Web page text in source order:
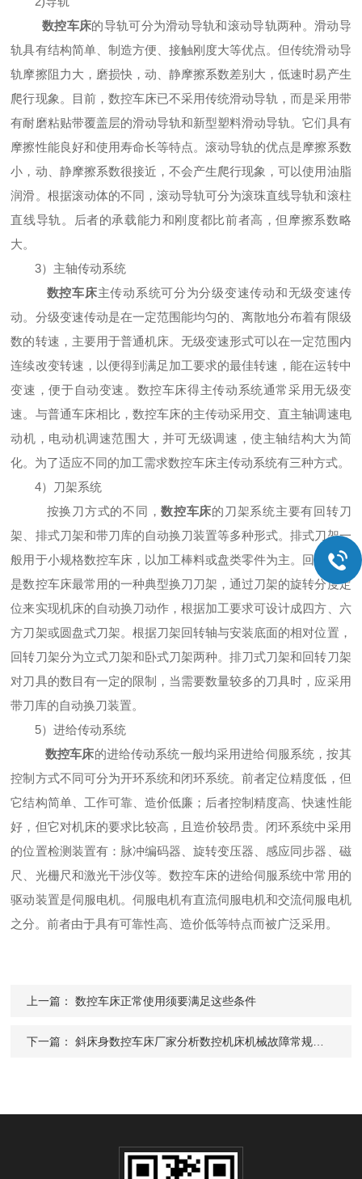
数控车床的导轨可分为滑动导轨和滚动导轨两种。滑动导
轨具有结构简单、制造方便、接触刚度大等优点。但传统滑动导
轨摩擦阻力大，磨损快，动、静摩擦系数差别大，低速时易产生
爬行现象。目前，数控车床已不采用传统滑动导轨，而是采用带
有耐磨粘贴带覆盖层的滑动导轨和新型塑料滑动导轨。它们具有
摩擦性能良好和使用寿命长等特点。滚动导轨的优点是摩擦系数
小，动、静摩擦系数很接近，不会产生爬行现象，可以使用油脂
润滑。根据滚动体的不同，滚动导轨可分为滚珠直线导轨和滚柱
直线导轨。后者的承载能力和刚度都比前者高，但摩擦系数略
大。
3）主轴传动系统
数控车床主传动系统可分为分级变速传动和无级变速传
动。分级变速传动是在一定范围能均匀的、离散地分布着有限级
数的转速，主要用于普通机床。无级变速形式可以在一定范围内
连续改变转速，以便得到满足加工要求的最佳转速，能在运转中
变速，便于自动变速。数控车床得主传动系统通常采用无级变
速。与普通车床相比，数控车床的主传动采用交、直主轴调速电
动机，电动机调速范围大，并可无级调速，使主轴结构大为简
化。为了适应不同的加工需求数控车床主传动系统有三种方式。
4）刀架系统
按换刀方式的不同，数控车床的刀架系统主要有回转刀
架、排式刀架和带刀库的自动换刀装置等多种形式。排式刀架一
般用于小规格数控车床，以加工棒料或盘类零件为主。回转刀架
是数控车床最常用的一种典型换刀刀架，通过刀架的旋转分度定
位来实现机床的自动换刀动作，根据加工要求可设计成四方、六
方刀架或圆盘式刀架。根据刀架回转轴与安装底面的相对位置，
回转刀架分为立式刀架和卧式刀架两种。排刀式刀架和回转刀架
对刀具的数目有一定的限制，当需要数量较多的刀具时，应采用
带刀库的自动换刀装置。
5）进给传动系统
数控车床的进给传动系统一般均采用进给伺服系统，按其
控制方式不同可分为开环系统和闭环系统。前者定位精度低，但
它结构简单、工作可靠、造价低廉；后者控制精度高、快速性能
好，但它对机床的要求比较高，且造价较昂贵。闭环系统中采用
的位置检测装置有：脉冲编码器、旋转变压器、感应同步器、磁
尺、光栅尺和激光干涉仪等。数控车床的进给伺服系统中常用的
驱动装置是伺服电机。伺服电机有直流伺服电机和交流伺服电机
之分。前者由于具有可靠性高、造价低等特点而被广泛采用。
上一篇：数控车床正常使用须要满足这些条件
下一篇：斜床身数控车床厂家分析数控机床机械故障常规处理步骤